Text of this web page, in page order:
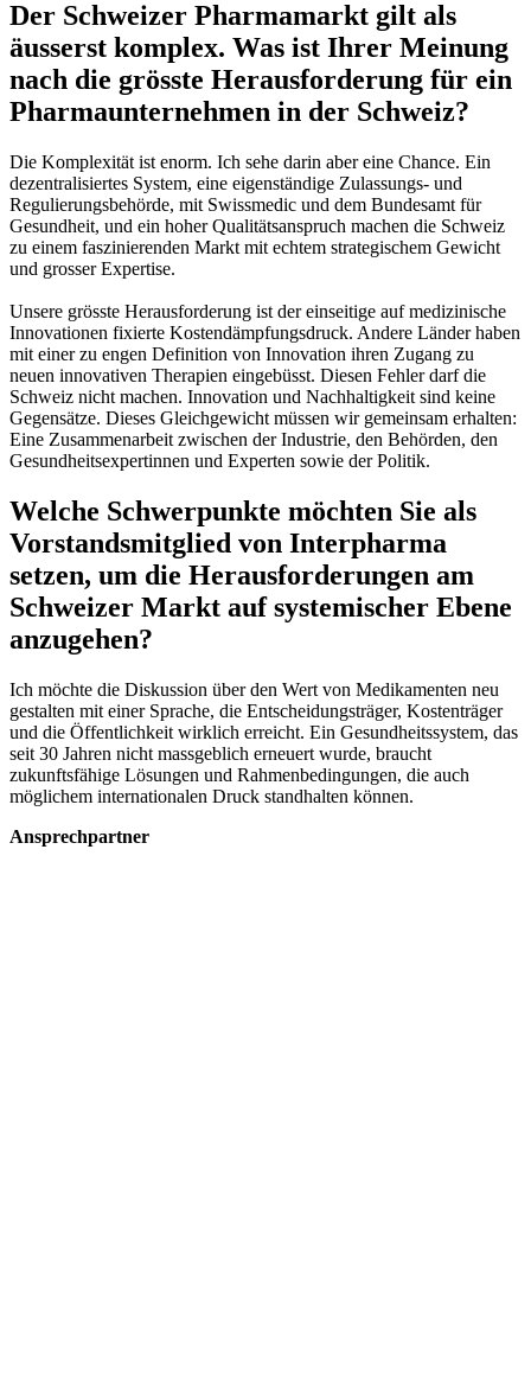
Der Schweizer Pharmamarkt gilt als
äusserst komplex. Was ist Ihrer Meinung
nach die grösste Herausforderung für ein
Pharmaunternehmen in der Schweiz?
Die Komplexität ist enorm. Ich sehe darin aber eine Chance. Ein
dezentralisiertes System, eine eigenständige Zulassungs- und
Regulierungsbehörde, mit Swissmedic und dem Bundesamt für
Gesundheit, und ein hoher Qualitätsanspruch machen die Schweiz
zu einem faszinierenden Markt mit echtem strategischem Gewicht
und grosser Expertise.
Unsere grösste Herausforderung ist der einseitige auf medizinische
Innovationen fixierte Kostendämpfungsdruck. Andere Länder haben
mit einer zu engen Definition von Innovation ihren Zugang zu
neuen innovativen Therapien eingebüsst. Diesen Fehler darf die
Schweiz nicht machen. Innovation und Nachhaltigkeit sind keine
Gegensätze. Dieses Gleichgewicht müssen wir gemeinsam erhalten:
Eine Zusammenarbeit zwischen der Industrie, den Behörden, den
Gesundheitsexpertinnen und Experten sowie der Politik.
Welche Schwerpunkte möchten Sie als
Vorstandsmitglied von Interpharma
setzen, um die Herausforderungen am
Schweizer Markt auf systemischer Ebene
anzugehen?
Ich möchte die Diskussion über den Wert von Medikamenten neu
gestalten mit einer Sprache, die Entscheidungsträger, Kostenträger
und die Öffentlichkeit wirklich erreicht. Ein Gesundheitssystem, das
seit 30 Jahren nicht massgeblich erneuert wurde, braucht
zukunftsfähige Lösungen und Rahmenbedingungen, die auch
möglichem internationalen Druck standhalten können.
Ansprechpartner